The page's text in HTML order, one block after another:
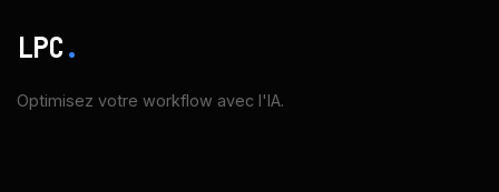
LPC.
Optimisez votre workflow avec l'IA.